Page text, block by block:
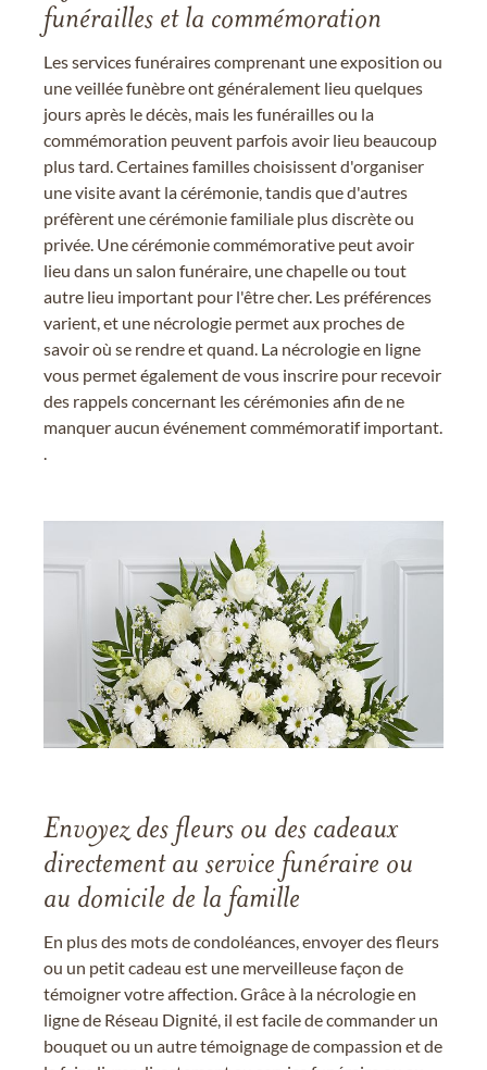
funérailles et la commémoration
Les services funéraires comprenant une exposition ou
une veillée funèbre ont généralement lieu quelques
jours après le décès, mais les funérailles ou la
commémoration peuvent parfois avoir lieu beaucoup
plus tard. Certaines familles choisissent d'organiser
une visite avant la cérémonie, tandis que d'autres
préfèrent une cérémonie familiale plus discrète ou
privée. Une cérémonie commémorative peut avoir
lieu dans un salon funéraire, une chapelle ou tout
autre lieu important pour l'être cher. Les préférences
varient, et une nécrologie permet aux proches de
savoir où se rendre et quand. La nécrologie en ligne
vous permet également de vous inscrire pour recevoir
des rappels concernant les cérémonies afin de ne
manquer aucun événement commémoratif important.
Envoyez des fleurs ou des cadeaux
directement au service funéraire ou
au domicile de la famille
En plus des mots de condoléances, envoyer des fleurs
ou un petit cadeau est une merveilleuse façon de
témoigner votre affection. Grâce à la nécrologie en
ligne de Réseau Dignité, il est facile de commander un
bouquet ou un autre témoignage de compassion et de